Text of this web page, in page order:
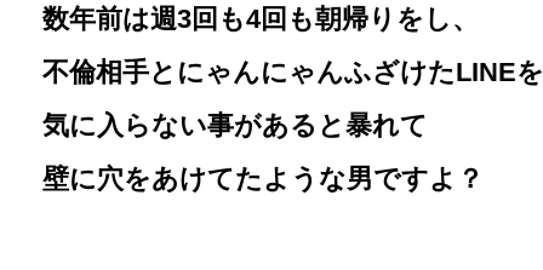
数年前は週3回も4回も朝帰りをし、
不倫相手とにゃんにゃんふざけたLINE
気に入らない事があると暴れて
壁に穴をあけてたような男ですよ？